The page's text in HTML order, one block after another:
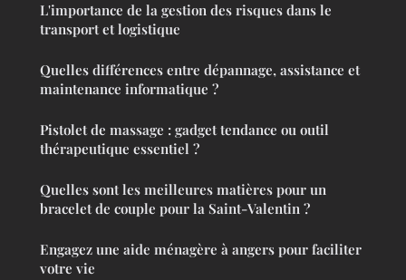
L'importance de la gestion des risques dans le
transport et logistique
Quelles différences entre dépannage, assistance et
maintenance informatique ?
Pistolet de massage : gadget tendance ou outil
thérapeutique essentiel ?
Quelles sont les meilleures matières pour un
bracelet de couple pour la Saint-Valentin ?
Engagez une aide ménagère à angers pour faciliter
votre vie